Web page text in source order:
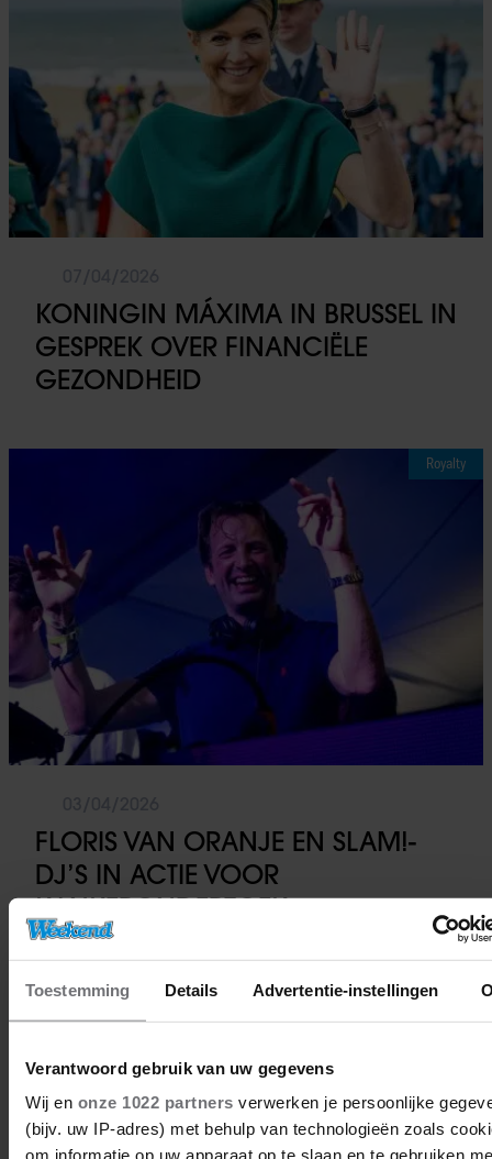
Toestemming Details Advertentie-instellingen
Verantwoord gebruik van uw gegevens
Wij en onze 1022 partners verwerken je persoonlijke
(bijv. uw IP-adres) met behulp van technologieën zoals
om informatie op uw apparaat op te slaan en te gebruiken
KONINGIN MÁXIMA IN BRUSSEL IN
GESPREK OVER FINANCIËLE
GEZONDHEID
Royalty
FLORIS VAN ORANJE EN SLAM!-
DJ’S IN ACTIE VOOR
KANKERONDERZOEK
Royalty